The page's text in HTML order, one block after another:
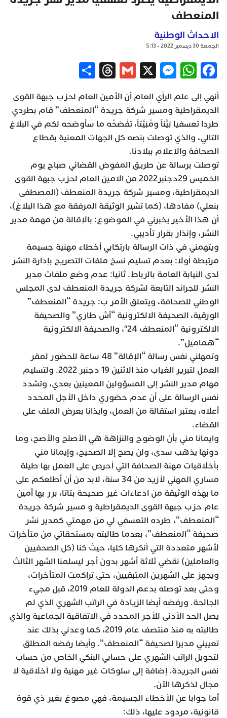
المنعطف
الاحداث الوطنية
الجمعة 30 ديسمبر 2022 - 5:13
Facebook
WhatsApp
Messenger
X
Gmail
Threads
أنهي إلى علم الرأي العام أن الأمين العام لحزب جبهة القوى
الديمقراطية ومسير شركة جريدة “المنعطف” قام بطردي
طردا تعسفيا بَيِّناً ومُبَيَّتاً، تفْضحُه ما سأوضحه لكم في البلاغ
التالي، والذي توصلت بنصه كل الجهات المعنية بقطاع
الصحافة والاعلام ببلادنا.
توصلت برسالة عن طريق المفوض القضائي صباح يوم
الخميس 29دجنبر2022 من الامين العام لحزب جبهة القوى
الديمقراطية، ومسير شركة جريدة المنعطف (المصطفى
بنعلي) مفادها، (كما تشير الوثيقة المرفقة مع هذا البلاغ)،
أن هذا الأخير يخبرني في الموضوع: بالإقالة من مهمة مدير
النشر، وإنذار بقرار تأديبي.
ويتهمني في ذات الرسالة بارتكابي أخطاء مهنية جسيمة
مرتبطة أولا: بعدم تسليم نسخ ملفات التصريح بإدارة النشر
لدى النيابة العامة بالرباط. ثانيا: عدم وضع ملفات مدير
النشر للجرائد التابعة لشركة جريدة المنعطف لدى المجلس
الوطني للصحافة، ويتعلق الأمر ب: جريدة “المنعطف”
الورقية، الصحيفة الالكترونية “آش طاري” والصحيفة
الالكترونية “المنعطف 24″، والصحيفة الالكترونية
“هماميل”.
وتمهلني نفس رسالة “الإقالة” 48 ساعة للحضور لمقر
العمل لتبرير الغياب منذ الاثنين 19 دجنبر 2022. ولتسليم
مهام مدير النشر إلى المسؤولين المعينين بعدي، وتشدد
نفس الرسالة على أن عدم حضوري داخل الأجل المحدد
أعلاه، يعتبر استقالة من العمل، وايذانا بعرض الملف على
القضاء.
وايمانا مني بأن الوضوح والنزاهة هي الأصلح والأصح، وما
دونها يذهب سدى، ولن يصح إلا الصحيح، وإيمانا مني
بأخلاقيات مهنة الصحافة التي أحرص على العمل بها طيلة
مساري المهني لأزيد من 34 سنة، لابد من أن أطلعكم على
ما بهذه الوثيقة من ادعاءات غير صحيحة بتاتا، برر بها أمين
عام حزب جبهة القوى الديمقراطية و مسير شركة جريدة
“المنعطف”، طرده التعسفي لي من مهمتي كمدير نشر
صحيفة “المنعطف”، بعدما طالبته بمستحقاتي من متأخرات
لأشهر متعددة التي أنكرها كليا، حيث كنا (كل الصحفيين
والعاملين) نقضي ثلاثة أشهر بدون أجر ليسلمنا الشهر الثالث
ويجهز على الشهرين المتبقيين، حتى تراكمت المتأخرات،
وحتى بعد توصله بدعم الدولة للعام 2019، قبل مجيء
الجائحة. ورفضه أيضا الزيادة في الراتب الشهري الذي لم
يصل الحد الأدنى للأجر المحدد في الاتفاقية الجماعية والذي
طالبته به منذ منتصف عام 2019، كما وعدني بذلك عند
تعييني مديرا لصحيفة “المنعطف”. وأيضا رفضه المطلق
لتحويل الراتب الشهري على حسابي البنكي الخاص من حساب
نفس الجريدة. إضافة إلى سلوكات غير مهنية ولا أخلاقية لا
مجال لذكرها الآن.
أما جوابا عن الأخطاء الجسيمة، فهي مصوغ بغير ذي قوة
قانونية، مردود عليها، ذلك: